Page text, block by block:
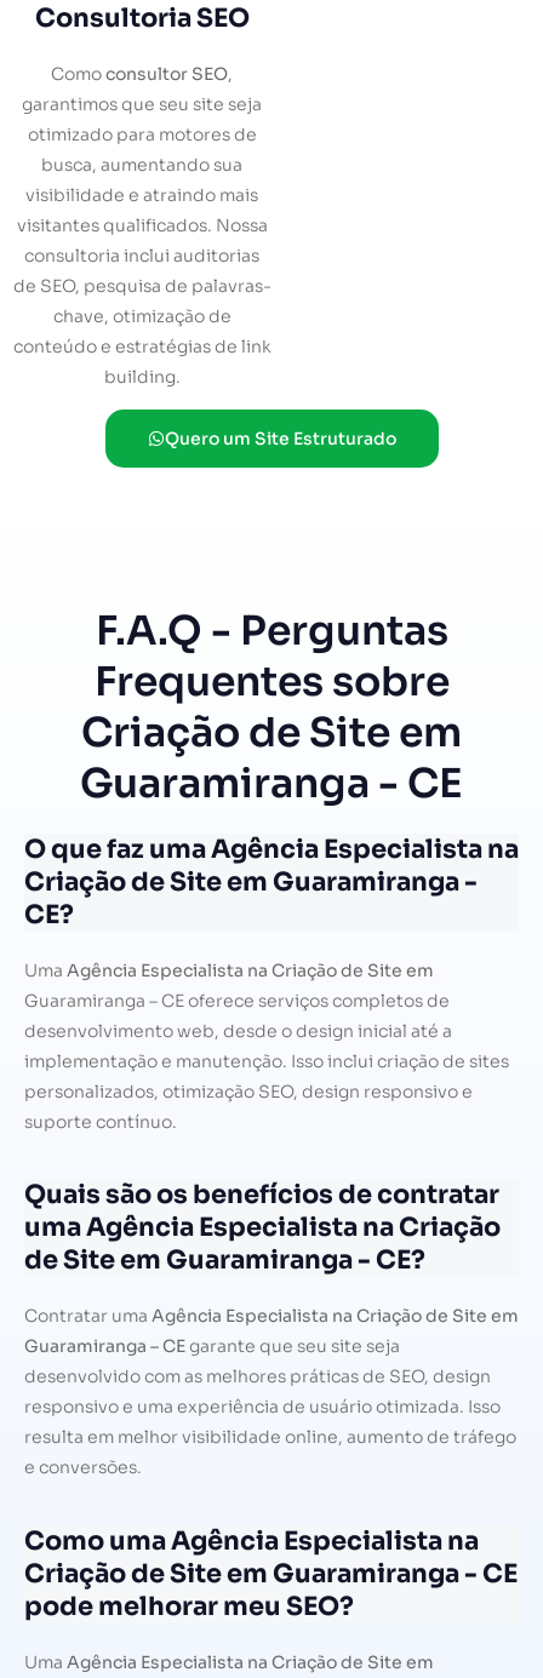
Consultoria SEO
Comoconsultor SEO,
garantimos que seu site seja
otimizado para motores de
busca, aumentando sua
visibilidade e atraindo mais
visitantes qualificados. Nossa
consultoria inclui auditorias
de SEO, pesquisa de palavras-
chave, otimização de
conteúdo e estratégias de link
building.
Quero um Site Estruturado
F.A.Q - Perguntas
Frequentes sobre
Criação de Site em
Guaramiranga - CE
O que faz uma Agência Especialista na
Criação de Site em Guaramiranga -
CE?
Uma Agência Especialista na Criação de Site em
Guaramiranga – CE oferece serviços completos de
desenvolvimento web, desde o design inicial até a
implementação e manutenção. Isso inclui criação de sites
personalizados, otimização SEO, design responsivo e
suporte contínuo.
Quais são os benefícios de contratar
uma Agência Especialista na Criação
de Site em Guaramiranga - CE?
Contratar uma Agência Especialista na Criação de Site em
Guaramiranga – CEgarante que seu site seja
desenvolvido com as melhores práticas de SEO, design
responsivo e uma experiência de usuário otimizada. Isso
resulta em melhor visibilidade online, aumento de tráfego
e conversões.
Como uma Agência Especialista na
Criação de Site em Guaramiranga - CE
pode melhorar meu SEO?
Uma Agência Especialista na Criação de Site em